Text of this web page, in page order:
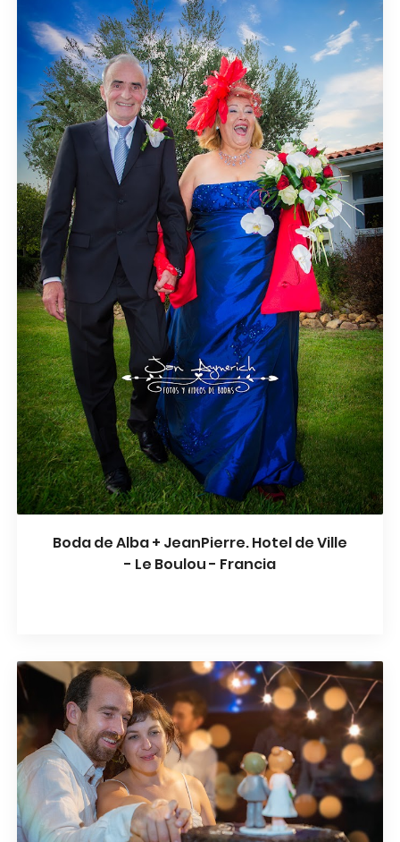
Boda de Alba + JeanPierre. Hotel de Ville
- Le Boulou - Francia